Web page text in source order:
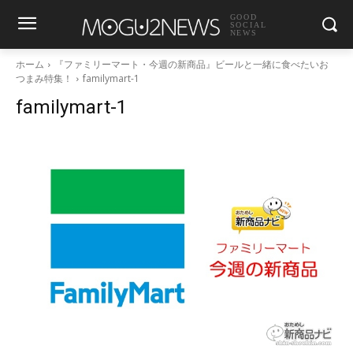
GOOD
SOCIAL
NEWS
ホーム
『ファミリーマート・今週の新商品』ビールと一緒に食べたいお
つまみ特集！
familymart-1
familymart-1